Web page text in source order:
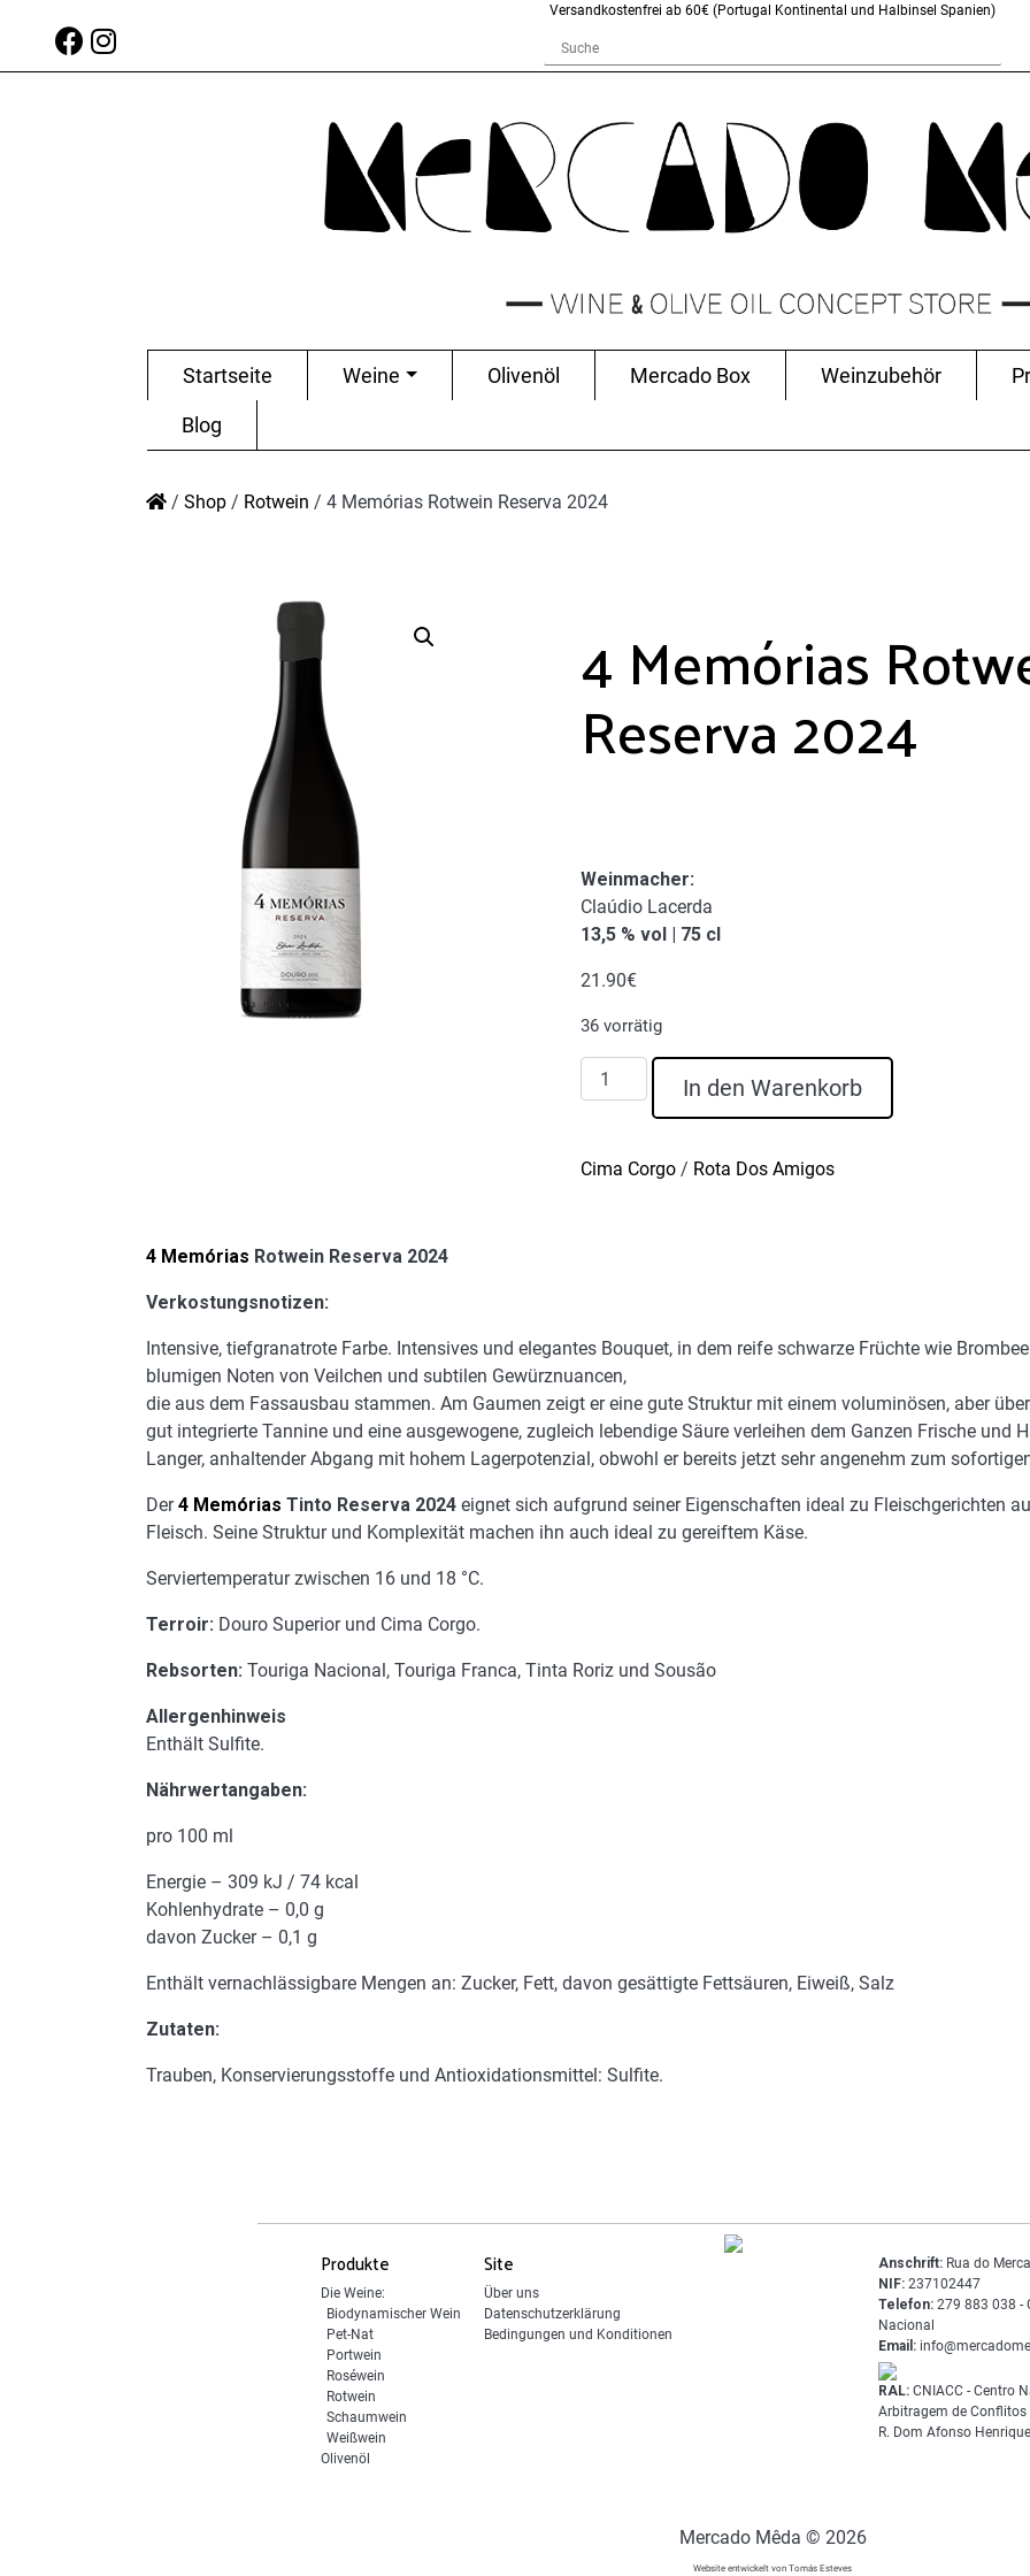
Versandkostenfrei ab 60€ (Portugal Kontinental und Halbinsel Spanien)
Startseite Weine Olivenöl Mercado Box Weinzubehör
Blog
/ Shop / Rotwein / 4 Memórias Rotwein Reserva 2024
4 Memórias
Reserva 2024
Weinmacher:
Claúdio Lacerda
13,5 % vol | 75 cl
21.90€
36 vorrätig
Memórias
2024
In den Warenkorb
Cima Corgo/ Rota Dos Amigos
4 Memórias Rotwein Reserva 2024
Verkostungsnotizen:
Intensive, tiefgranatrote Farbe. Intensives und elegantes Bouquet, in dem reife schwarze Früchte wie
blumigen Noten von Veilchen und subtilen Gewürznuancen,
die aus dem Fassausbau stammen. Am Gaumen zeigt er eine gute Struktur mit einem voluminösen, aber
gut integrierte Tannine und eine ausgewogene, zugleich lebendige Säure verleihen dem Ganzen Frische und
Langer, anhaltender Abgang mit hohem Lagerpotenzial, obwohl er bereits jetzt sehr angenehm zum
Der4 Memórias Tinto Reserva 2024 eignet sich aufgrund seiner Eigenschaften ideal zu Fleischgerichten
Fleisch. Seine Struktur und Komplexität machen ihn auch ideal zu gereiftem Käse.
Serviertemperatur zwischen 16 und 18 °C.
Terroir: Douro Superior und Cima Corgo.
Rebsorten: Touriga Nacional, Touriga Franca, Tinta Roriz und Sousão
Allergenhinweis
Enthält Sulfite.
Nährwertangaben:
pro 100 ml
Energie – 309 kJ / 74 kcal
Kohlenhydrate – 0,0 g
davon Zucker – 0,1 g
Enthält vernachlässigbare Mengen an: Zucker, Fett, davon gesättigte Fettsäuren, Eiweiß, Salz
Zutaten:
Trauben, Konservierungsstoffe und Antioxidationsmittel: Sulfite.
Produkte
Die Weine:
Biodynamischer Wein
Pet-Nat
Portwein
Roséwein
Rotwein
Schaumwein
Weißwein
Olivenöl
Site
Über uns
Datenschutzerklärung
Bedingungen und Konditionen
Anschrift:Rua do
NIF:237102447
Telefon:279 883 038 -
Nacional
Email:
RAL:CNIACC - Centro
Arbitragem de Conflitos
R. Dom Afonso
Mercado Mêda © 2026
Website entwickelt von Tomás Esteves